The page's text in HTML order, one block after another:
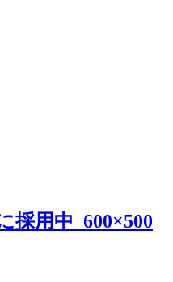
採用中_600×500